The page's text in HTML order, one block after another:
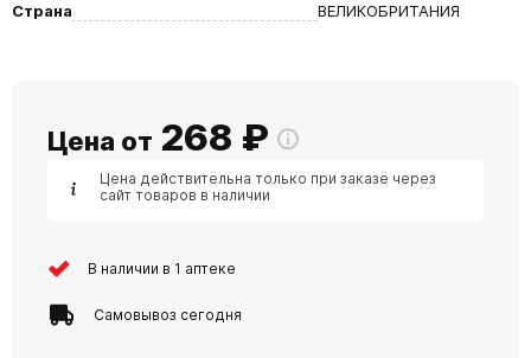
Страна
ВЕЛИКОБРИТАНИЯ
Цена от 268 ₽
Цена действительна только при заказе через
сайт товаров в наличии
В наличии в 1 аптеке
Самовывоз сегодня